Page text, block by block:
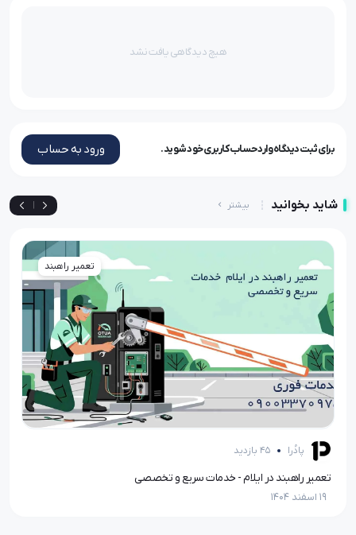
هیچ دیدگاهی یافت نشد
برای ثبت دیدگاه وارد حساب کاربری خود شوید. ورود به حساب
شاید بخوانید بیشتر
تعمیر راهبند
پادُرا 45 بازدید
تعمیر راهبند در ایلام - خدمات سریع و تخصصی
19 اسفند 1404